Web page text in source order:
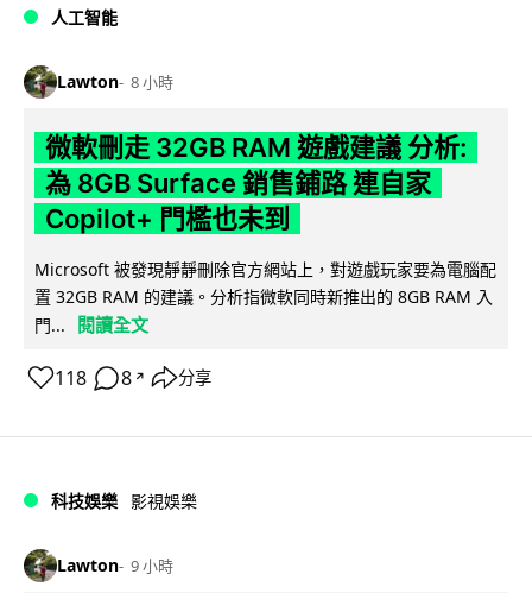
人工智能
Lawton 8 小時
微軟刪走 32GB RAM 遊戲建議 分析:
為 8GB Surface 銷售鋪路 連自家
Copilot+ 門檻也未到
Microsoft 被發現靜靜刪除官方網站上，對遊戲玩家要為電腦配
置 32GB RAM 的建議。分析指微軟同時新推出的 8GB RAM 入
門...
閱讀全文
118 8 ↗ 分享
科技娛樂 影視娛樂
Lawton 9 小時